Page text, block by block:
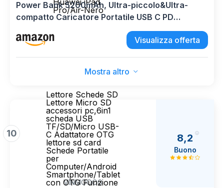
Huawei iPad
Pro/Air-Nero
Power Bank 5200mAh, Ultra-piccolo&Ultra-
compatto Caricatore Portatile USB C PD
Ingressi&Uscite Mini Powrbank Batteria Esterna
per iPhone 17/16/15 Android Samsung Galaxy
Visualizza offerta
Mostra altro
10
Lettore Schede SD
Lettore Micro SD
accessori pc,6in1
scheda USB
TF/SD/Micro USB-
C Adattatore OTG
lettore sd card
Schede Portatile
per
Computer/Android
Smartphone/Tablet
con OTG Funzione
VINMOOOG
8,2
Buono